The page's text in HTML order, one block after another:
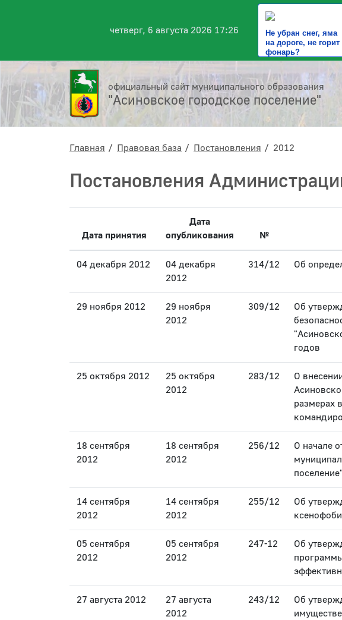
четверг, 6 августа 2026 17:26
Не убран снег, яма
на дороге, не горит
фонарь?
официальный сайт муниципального образования
"Асиновское городское поселение"
Главная Правовая база Постановления 2012
Постановления
Дата принятия
Дата
опубликования
№
04 декабря 2012
04 декабря
2012
314/12 Об
29 ноября 2012
29 ноября
2012
309/12
Об
годов
25 октября 2012
25 октября
2012
283/12
О
размерах
18 сентября
2012
18 сентября
2012
256/12
О начале
поселение"
14 сентября
2012
14 сентября
2012
255/12
Об
05 сентября
2012
05 сентября
2012
247-12
Об
27 августа 2012
27 августа
2012
243/12
Об